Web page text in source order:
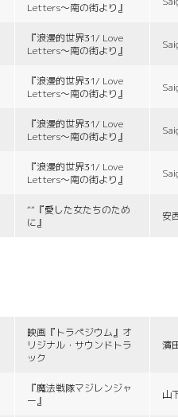
Letters〜南の街より』
『浪漫的世界31/ Love
Letters〜南の街より』
『浪漫的世界31/ Love
Letters〜南の街より』
『浪漫的世界31/ Love
Letters〜南の街より』
『浪漫的世界31/ Love
Letters〜南の街より』
““『愛した女たちのため
に』
安
映画『トラペジウム』オ
リジナル・サウンドトラ
ック
濱
『魔法戦隊マジレンジャ
ー』
山